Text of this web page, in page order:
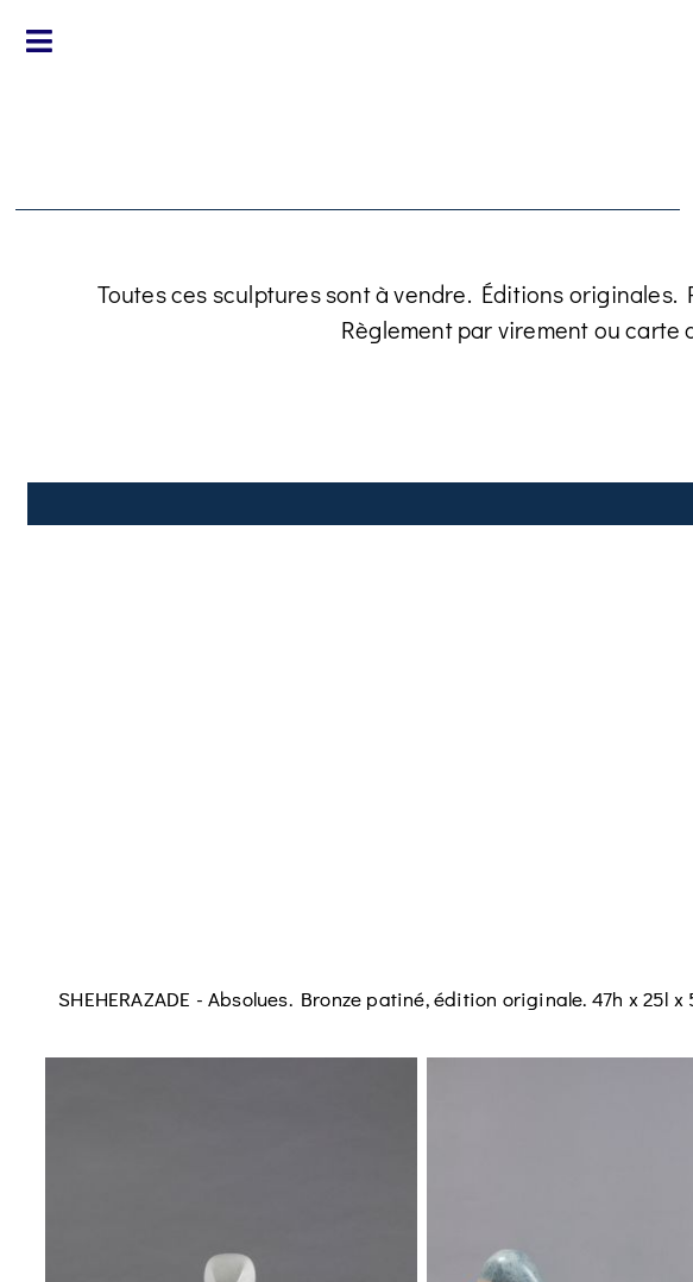
Toutes ces sculptures sont à vendre. Éditions
Règlement par virement ou
SHEHERAZADE - Absolues. Bronze patiné, édition originale. 47h x 25l x